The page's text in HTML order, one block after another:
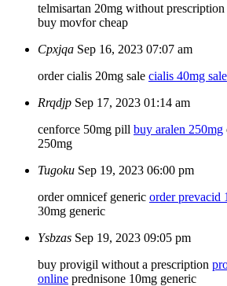
telmisartan 20mg without prescription
buy movfor cheap
Cpxjqa Sep 16, 2023 07:07 am
order cialis 20mg sale cialis 40mg sale
Rrqdjp Sep 17, 2023 01:14 am
cenforce 50mg pill buy aralen 250mg
250mg
Tugoku Sep 19, 2023 06:00 pm
order omnicef generic order prevacid
30mg generic
Ysbzas Sep 19, 2023 09:05 pm
buy provigil without a prescription
online prednisone 10mg generic